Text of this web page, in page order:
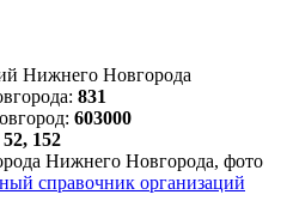
Нижнего Новгорода
831
603000
52, 152
справочник организаций